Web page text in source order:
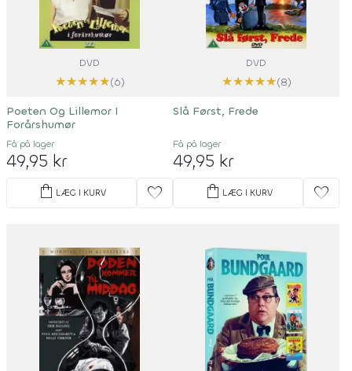
DVD
★★★★★(6)
Poeten Og Lillemor I
Forårshumør
Få på lager
49,95 kr
shopping_bag LÆG I KURV favorite
DVD
★★★★★(8)
Slå Først, Frede
Få på lager
49,95 kr
shopping_bag LÆG I KURV favorite